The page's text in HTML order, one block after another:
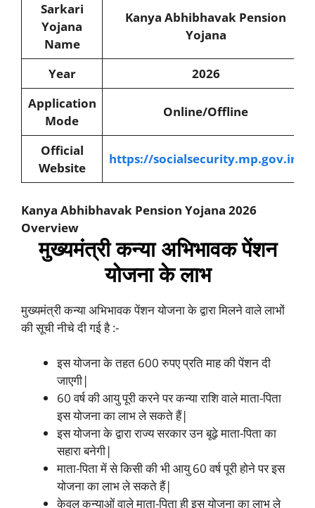
Sarkari
Yojana
Name
Kanya Abhibhavak Pension
Yojana
Year
2026
Application
Mode
Online/Offline
Official
Website
https://socialsecurity.mp.gov.in/
Kanya Abhibhavak Pension Yojana 2026
Overview
मुख्यमंत्री कन्या अभिभावक पेंशन
योजना के लाभ
मुख्यमंत्री कन्या अभिभावक पेंशन योजना के द्वारा मिलने वाले लाभों
की सूची नीचे दी गई है :-
इस योजना के तहत 600 रुपए प्रति माह की पेंशन दी
जाएगी|
60 वर्ष की आयु पूरी करने पर कन्या राशि वाले माता-पिता
इस योजना का लाभ ले सकते हैं|
इस योजना के द्वारा राज्य सरकार उन बूढ़े माता-पिता का
सहारा बनेगी|
माता-पिता में से किसी की भी आयु 60 वर्ष पूरी होने पर इस
योजना का लाभ ले सकते हैं|
केवल कन्याओं वाले माता-पिता ही इस योजना का लाभ ले